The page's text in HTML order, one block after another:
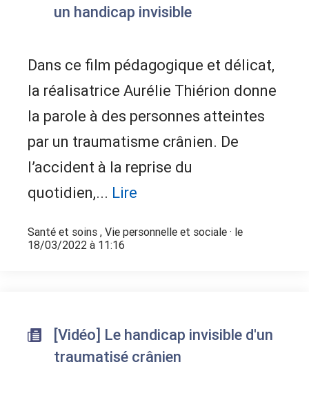
un handicap invisible
Dans ce film pédagogique et délicat,
la réalisatrice Aurélie Thiérion donne
la parole à des personnes atteintes
par un traumatisme crânien. De
l’accident à la reprise du
quotidien,... Lire
Santé et soins , Vie personnelle et sociale · le
18/03/2022 à 11:16
[Vidéo] Le handicap invisible d'un
traumatisé crânien